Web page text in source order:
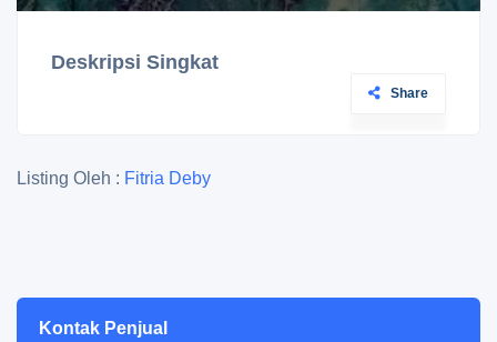
Deskripsi Singkat
Share
Listing Oleh : Fitria Deby
Kontak Penjual